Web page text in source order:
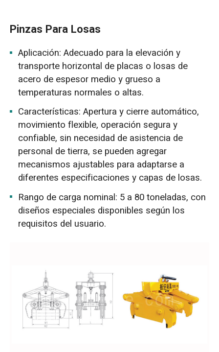
Pinzas Para Losas
Aplicación: Adecuado para la elevación y
transporte horizontal de placas o losas de
acero de espesor medio y grueso a
temperaturas normales o altas.
Características: Apertura y cierre automático,
movimiento flexible, operación segura y
confiable, sin necesidad de asistencia de
personal de tierra, se pueden agregar
mecanismos ajustables para adaptarse a
diferentes especificaciones y capas de losas.
Rango de carga nominal: 5 a 80 toneladas, con
diseños especiales disponibles según los
requisitos del usuario.